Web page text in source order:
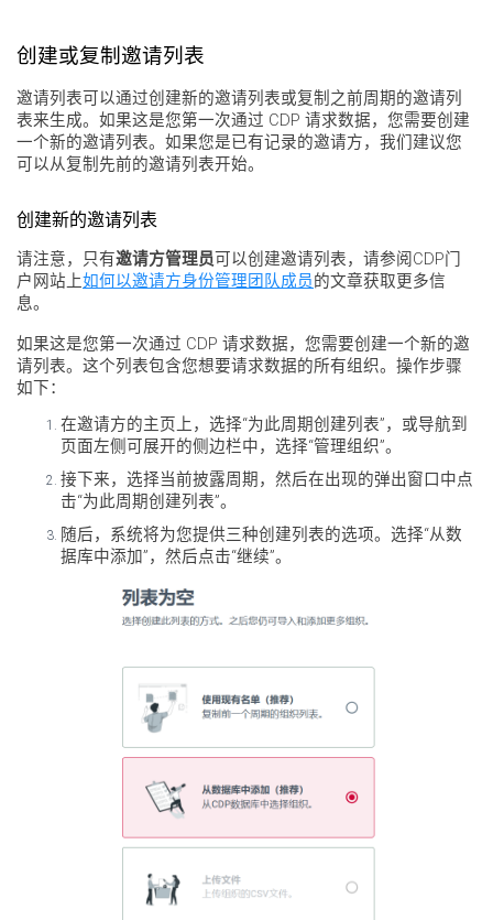
创建或复制邀请列表
邀请列表可以通过创建新的邀请列表或复制之前周期的邀请列
表来生成。如果这是您第一次通过 CDP 请求数据，您需要创建
一个新的邀请列表。如果您是已有记录的邀请方，我们建议您
可以从复制先前的邀请列表开始。
创建新的邀请列表
请注意，只有邀请方管理员可以创建邀请列表，请参阅CDP门
户网站上如何以邀请方身份管理团队成员的文章获取更多信
息。
如果这是您第一次通过 CDP 请求数据，您需要创建一个新的邀
请列表。这个列表包含您想要请求数据的所有组织。操作步骤
如下：
在邀请方的主页上，选择“为此周期创建列表”，或导航到
页面左侧可展开的侧边栏中，选择“管理组织”。
接下来，选择当前披露周期，然后在出现的弹出窗口中点
击“为此周期创建列表”。
随后，系统将为您提供三种创建列表的选项。选择“从数
据库中添加”，然后点击“继续”。